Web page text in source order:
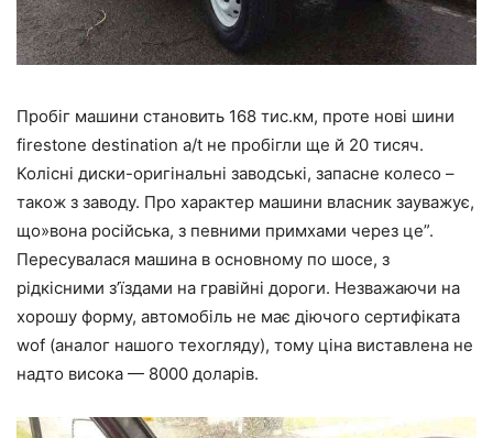
Пробіг машини становить 168 тис.км, проте нові шини
firestone destination a/t не пробігли ще й 20 тисяч.
Колісні диски-оригінальні заводські, запасне колесо –
також з заводу. Про характер машини власник зауважує,
що»вона російська, з певними примхами через це”.
Пересувалася машина в основному по шосе, з
рідкісними з’їздами на гравійні дороги. Незважаючи на
хорошу форму, автомобіль не має діючого сертифіката
wof (аналог нашого техогляду), тому ціна виставлена не
надто висока — 8000 доларів.